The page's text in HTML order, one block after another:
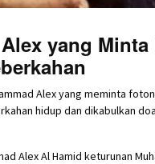
yang
Alex yang meminta
hidup dan dikabulkan
Alex Al Hamid keturunan